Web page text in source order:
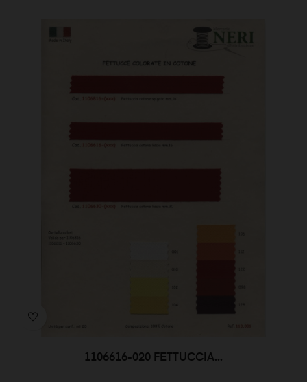
1106616-020 FETTUCCIA...